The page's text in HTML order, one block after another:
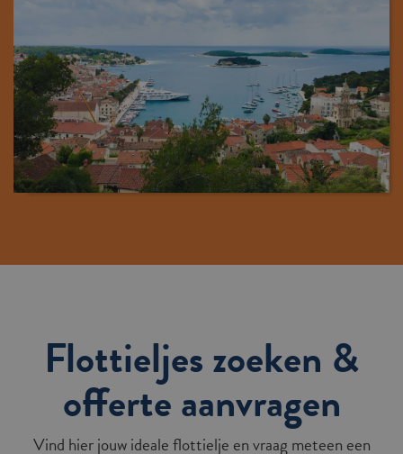
Flottieljes zoeken &
offerte aanvragen
Vind hier jouw ideale flottielje en vraag meteen een